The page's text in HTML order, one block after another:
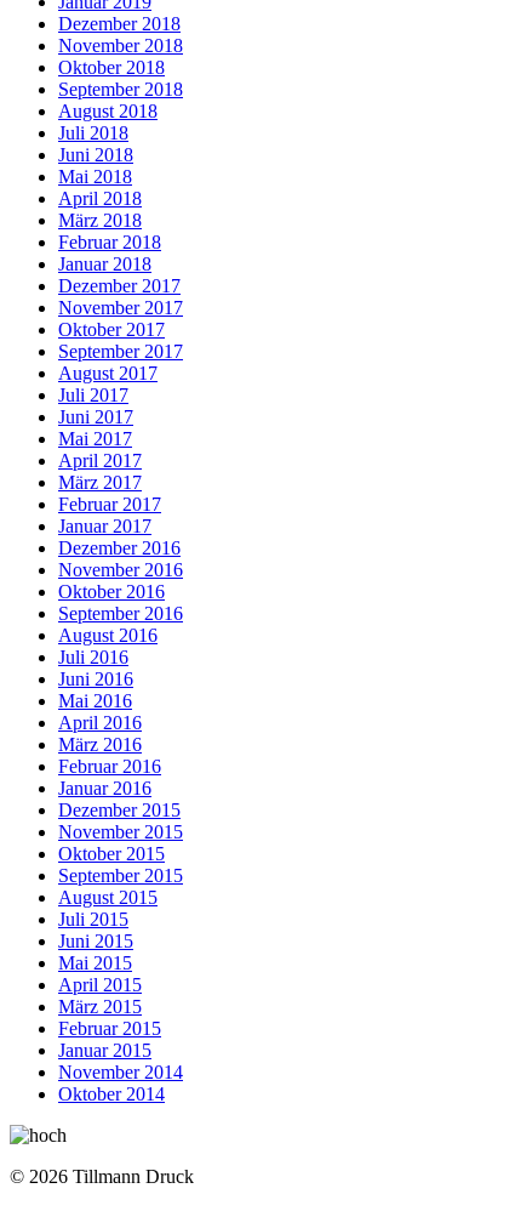
Dezember 2018
November 2018
Oktober 2018
September 2018
August 2018
Juli 2018
Juni 2018
Mai 2018
April 2018
März 2018
Februar 2018
Januar 2018
Dezember 2017
November 2017
Oktober 2017
September 2017
August 2017
Juli 2017
Juni 2017
Mai 2017
April 2017
März 2017
Februar 2017
Januar 2017
Dezember 2016
November 2016
Oktober 2016
September 2016
August 2016
Juli 2016
Juni 2016
Mai 2016
April 2016
März 2016
Februar 2016
Januar 2016
Dezember 2015
November 2015
Oktober 2015
September 2015
August 2015
Juli 2015
Juni 2015
Mai 2015
April 2015
März 2015
Februar 2015
Januar 2015
November 2014
Oktober 2014
© 2026 Tillmann Druck